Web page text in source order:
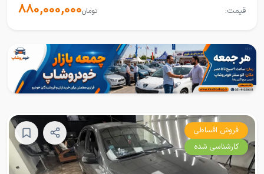
قیمت: 880,000,000تومان
فروش اقساطی
کارشناسی شده